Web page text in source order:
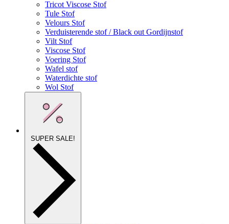
Tricot Viscose Stof
Tule Stof
Velours Stof
Verduisterende stof / Black out Gordijnstof
Vilt Stof
Viscose Stof
Voering Stof
Wafel stof
Waterdichte stof
Wol Stof
SUPER SALE!